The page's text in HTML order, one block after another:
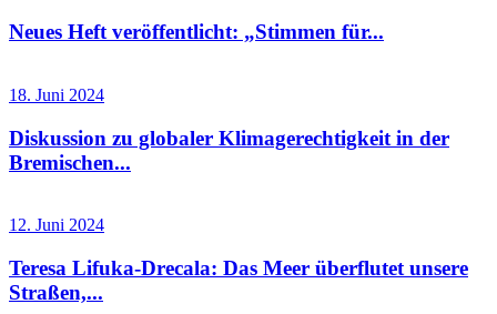
Neues Heft veröffentlicht: „Stimmen für...
18. Juni 2024
Diskussion zu globaler Klimagerechtigkeit in der
Bremischen...
12. Juni 2024
Teresa Lifuka-Drecala: Das Meer überflutet unsere
Straßen,...